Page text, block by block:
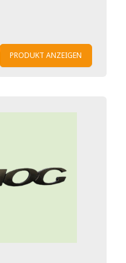
PRODUKT ANZEIGEN